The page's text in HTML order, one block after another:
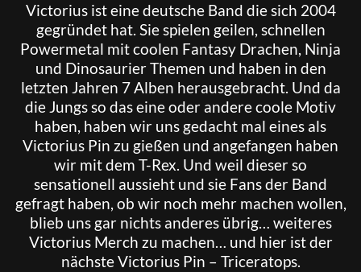
Victoriusist eine deutsche Band die sich 2004
gegründet hat. Sie spielen geilen, schnellen
Powermetal mit coolen Fantasy Drachen, Ninja
und Dinosaurier Themen und haben in den
letzten Jahren 7 Alben herausgebracht. Und da
die Jungs so das eine oder andere coole Motiv
haben, haben wir uns gedacht mal eines als
Victorius Pin zu gießen und angefangen haben
wir mit dem T-Rex. Und weil dieser so
sensationell aussieht und sie Fans der Band
gefragt haben, ob wir noch mehr machen wollen,
blieb uns gar nichts anderes übrig… weiteres
Victorius Merch zu machen… und hier ist der
nächste Victorius Pin – Triceratops.